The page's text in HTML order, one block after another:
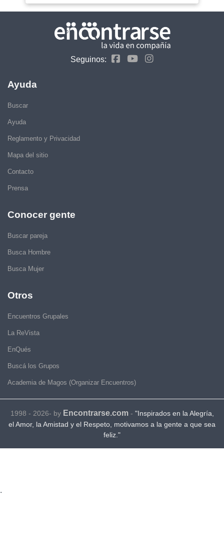
Seguinos:
Ayuda
Buscar
Ayuda
Reglamento y Privacidad
Mapa del sitio
Contacto
Prensa
Conocer gente
Buscar pareja
Busca Hombre
Busca Mujer
Otros
Encuentros Grupales
La ReVista
EnQués
Buscá los Grupos
Academia de Magos (Organizar Encuentros)
1998 - 2026- by Encontrarse.com- "Inspirados en la Alegría,
el Amor, la Amistad y el Respeto, motivamos a la gente a que sea
feliz."
.